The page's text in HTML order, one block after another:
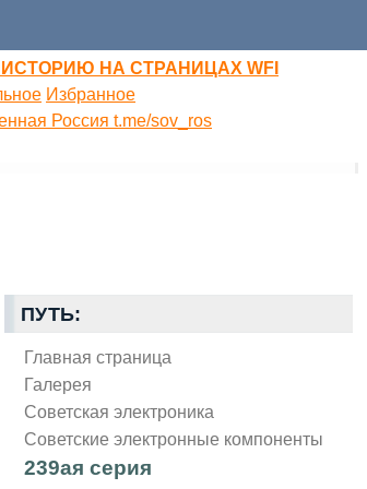
НА СТРАНИЦАХ WFI
Избранное
Россия t.me/sov_ros
ПУТЬ:
Главная страница
Галерея
Советская электроника
Советские электронные компоненты
239ая серия